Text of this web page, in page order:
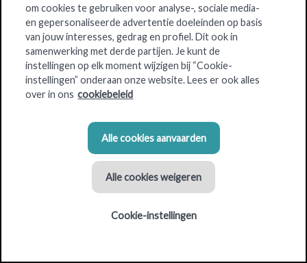
De stad Leuven heeftbehoefteaan groene energievoor
voertuigen. Met de bouw van een tankstation dat
snellaadpalenaanbiedt, faciliteert DATS 24 vernieuwende
mobiliteit in de regio.
De intercommunale Interleuven van haar kant verwelkomt de
zet de energieleverancier zijnpionierswerknamelijk verder
met de installatie van eenwaterstofpomp.
Steven Keustermans, expansieverantwoordelijke bij Colruyt
Group, geeft inzicht in het project.
om cookies te gebruiken voor analyse-, sociale media-
en gepersonaliseerde advertentie doeleinden op basis
van jouw interesses, gedrag en profiel. Dit ook in
samenwerking met derde partijen. Je kunt de
instellingen op elk moment wijzigen bij “Cookie-
instellingen” onderaan onze website. Lees er ook alles
over in ons cookiebeleid
Alle cookies aanvaarden
Alle cookies weigeren
Cookie-instellingen